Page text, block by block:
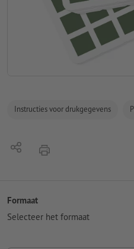
Instructies voor drukgegevens
Delen afdrukken
Formaat
Selecteer het formaat